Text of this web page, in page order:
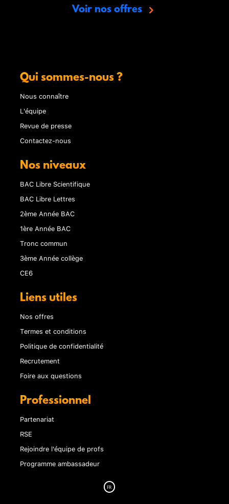
Voir nos offres
Qui sommes-nous ?
Nous connaître
L'équipe
Revue de presse
Contactez-nous
Nos niveaux
BAC Libre Scientifique
BAC Libre Lettres
2ème Année BAC
1ère Année BAC
Tronc commun
3ème Année collège
CE6
Liens utiles
Nos offres
Termes et conditions
Politique de confidentialité
Recrutement
Foire aux questions
Professionnel
Partenariat
RSE
Rejoindre l'équipe de profs
Programme ambassadeur